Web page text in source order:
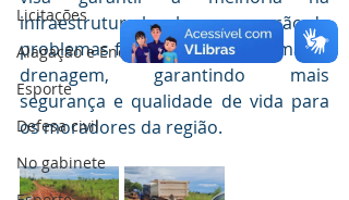
Licitações
Alagação e Enchente
Esporte
Defesa civil
No gabinete
infraestrutura local e a prevenção de
problemas futuros com o sistema de
drenagem, garantindo mais
segurança e qualidade de vida para
os moradores da região.